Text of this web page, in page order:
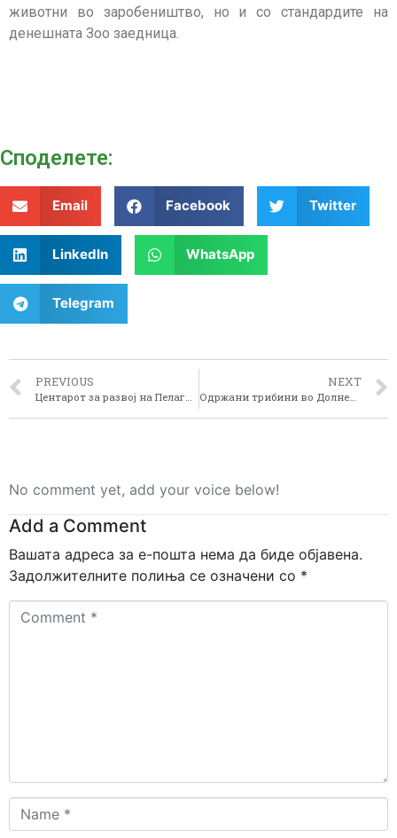
животни во заробеништво, но и со стандардите на
денешната Зоо заедница.
Споделeте:
Email Facebook Twitter
LinkedIn WhatsApp
Telegram
PREVIOUS NEXT
Одржани трибини во Долнени, Кривогаштани и Прилеп
No comment yet, add your voice below!
Add a Comment
Вашата адреса за е-пошта нема да биде објавена.
Задолжителните полиња се означени со *
Comment
Name
*